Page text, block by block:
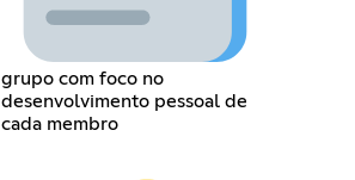
grupo com foco no
desenvolvimento pessoal de
cada membro